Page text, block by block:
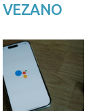
VEZANO